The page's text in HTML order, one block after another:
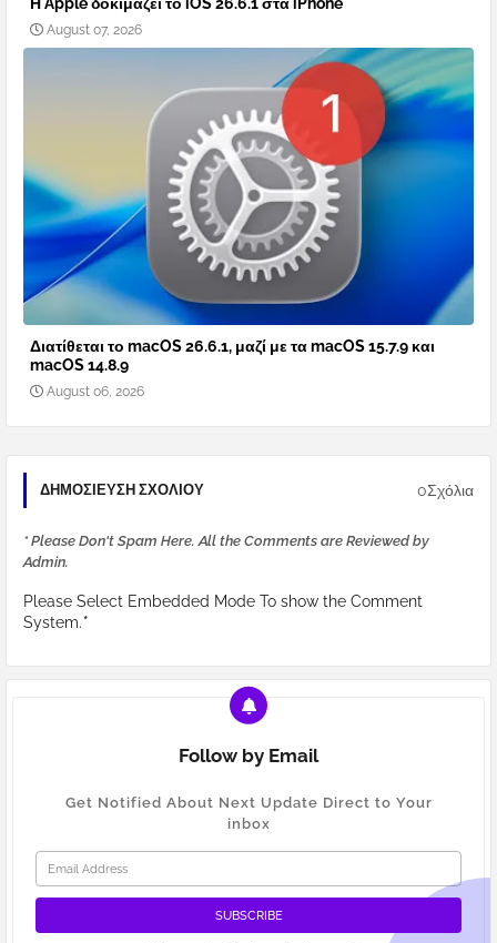
August 07, 2026
Διατίθεται το macOS 26.6.1, μαζί με τα macOS 15.7.9 και
macOS 14.8.9
August 06, 2026
ΔΗΜΟΣΊΕΥΣΗ ΣΧΟΛΊΟΥ 0Σχόλια
* Please Don't Spam Here. All the Comments are Reviewed by
Admin.
Please Select Embedded Mode To show the Comment
System.*
Follow by Email
Get Notified About Next Update Direct to Your
inbox